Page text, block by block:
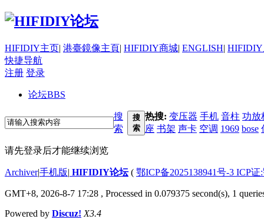
HIFIDIY主页| 港臺鏡像主頁| HIFIDIY商城| ENGLISH|
快捷导航
注册 登录
论坛BBS
搜
索
搜
索
热搜: 变压器 手机 音柱 功放
座 书架 声卡 空调 1969 bose
请先登录后才能继续浏览
Archiver|手机版| HIFIDIY论坛( 鄂ICP备2025138941号-3 ICP
GMT+8, 2026-8-7 17:28 , Processed in 0.079375 second(s), 1
Powered by Discuz! X3.4